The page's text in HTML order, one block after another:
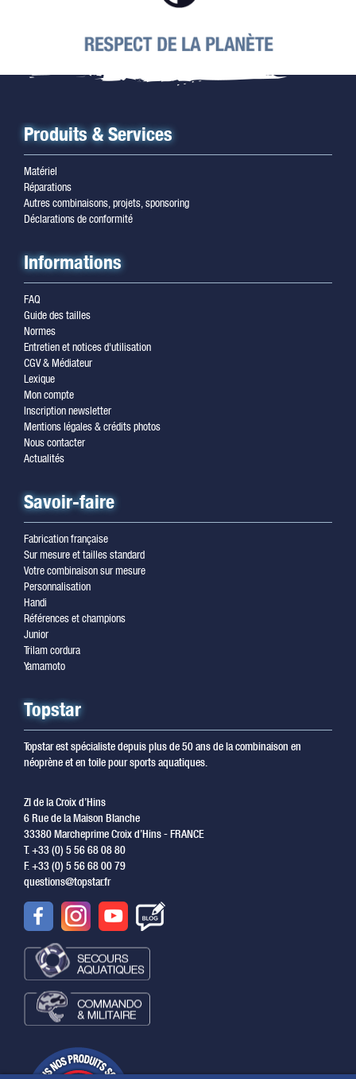
Produits & Services
Matériel
Réparations
Autres combinaisons, projets, sponsoring
Déclarations de conformité
Informations
FAQ
Guide des tailles
Normes
Entretien et notices d'utilisation
CGV & Médiateur
Lexique
Mon compte
Inscription newsletter
Mentions légales & crédits photos
Nous contacter
Actualités
Savoir-faire
Fabrication française
Sur mesure et tailles standard
Votre combinaison sur mesure
Personnalisation
Handi
Références et champions
Junior
Trilam cordura
Yamamoto
Topstar
Topstar est spécialiste depuis plus de 50 ans de la combinaison en
néoprène et en toile pour sports aquatiques.
ZI de la Croix d’Hins
6 Rue de la Maison Blanche
33380 Marcheprime Croix d’Hins - FRANCE
T. +33 (0) 5 56 68 08 80
F. +33 (0) 5 56 68 00 79
questions@topstar.fr